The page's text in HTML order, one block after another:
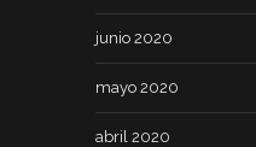
junio 2020
mayo 2020
abril 2020